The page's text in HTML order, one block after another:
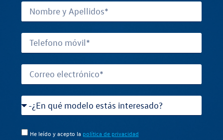
He leído y acepto la política de privacidad